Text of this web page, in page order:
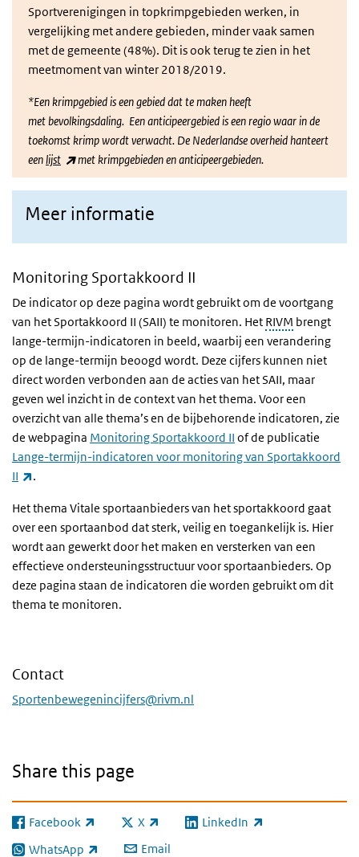
Sportverenigingen in topkrimpgebieden werken, in
vergelijking met andere gebieden, minder vaak samen
met de gemeente (48%). Dit is ook terug te zien in het
meetmoment van winter 2018/2019.
*Een krimpgebied is een gebied dat te maken heeft
met bevolkingsdaling. Een anticipeergebied is een regio waar in de
toekomst krimp wordt verwacht. De Nederlandse overheid hanteert
eenlijst (link is external)
met krimpgebieden en anticipeergebieden.
Meer informatie
Monitoring Sportakkoord II
De indicator op deze pagina wordt gebruikt om de voortgang
van het Sportakkoord II (SAII) te monitoren. Het RIVM brengt
lange-termijn-indicatoren in beeld, waarbij een verandering
op de lange-termijn beoogd wordt. Deze cijfers kunnen niet
direct worden verbonden aan de acties van het SAII, maar
geven wel inzicht in de context van het thema. Voor een
overzicht van alle thema’s en de bijbehorende indicatoren, zie
de webpagina Monitoring Sportakkoord II of de publicatie
Lange-termijn-indicatoren voor monitoring van Sportakkoord
II
(link is external)
.
Het thema Vitale sportaanbieders van het sportakkoord gaat
over een sportaanbod dat sterk, veilig en toegankelijk is. Hier
wordt aan gewerkt door het maken en versterken van een
effectieve ondersteuningsstructuur voor sportaanbieders. Op
deze pagina staan de indicatoren die worden gebruikt om dit
thema te monitoren.
Contact
Sportenbewegenincijfers@rivm.nl
Share this page
Facebook
(link is external) X
(link is external)LinkedIn
(link is external)
WhatsApp
Email